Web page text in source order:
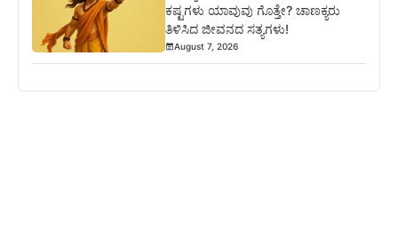
ಕಷ್ಟಗಳು ಯಾವುವು ಗೊತ್ತೇ? ಚಾಣಕ್ಯರು
ತಿಳಿಸಿದ ಜೀವನದ ಸತ್ಯಗಳು!
August 7, 2026